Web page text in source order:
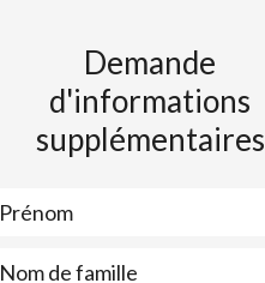
Demande
d'informations
supplémentaires